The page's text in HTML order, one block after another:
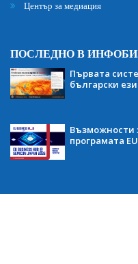
Център за медиация
ПОСЛЕДНО В
Първата
български
Възможности
програмата